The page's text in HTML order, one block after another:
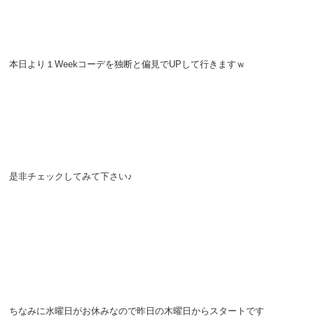
本日より１Weekコーデを独断と偏見でUPして行きますｗ
是非チェックしてみて下さい♪
ちなみに水曜日がお休みなので昨日の木曜日からスタートです